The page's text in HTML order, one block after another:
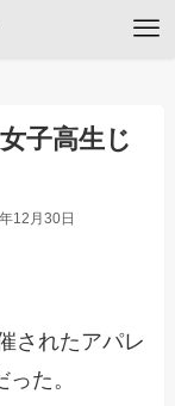
子高生じ
12月30日
されたアパレ
た。